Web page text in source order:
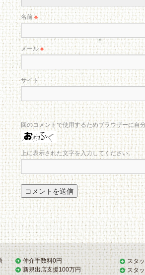
名前※
メール※
サイト
回のコメントで使用するためブラウザーに自
上に表示された文字を入力してください。
仲介手数料0円
新規出店支援100万円
スタ
スタ